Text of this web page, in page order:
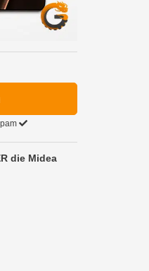
die Midea